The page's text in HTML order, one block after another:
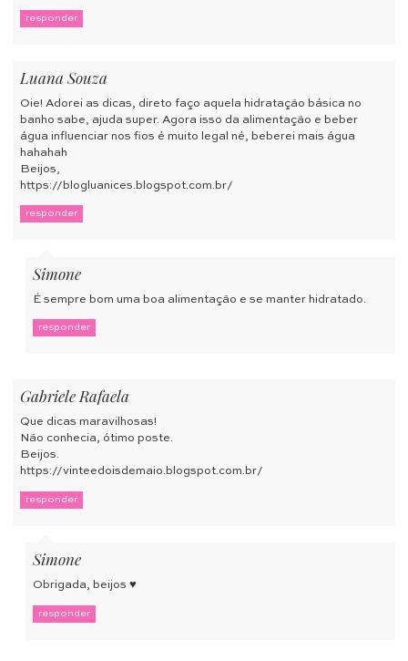
responder
Luana Souza
Oie! Adorei as dicas, direto faço aquela hidratação básica no
banho sabe, ajuda super. Agora isso da alimentação e beber
água influenciar nos fios é muito legal né, beberei mais água
hahahah
Beijos,
https://blogluanices.blogspot.com.br/
responder
Simone
É sempre bom uma boa alimentação e se manter hidratado.
responder
Gabriele Rafaela
Que dicas maravilhosas!
Não conhecia, ótimo poste.
Beijos.
https://vinteedoisdemaio.blogspot.com.br/
responder
Simone
Obrigada, beijos ♥
responder